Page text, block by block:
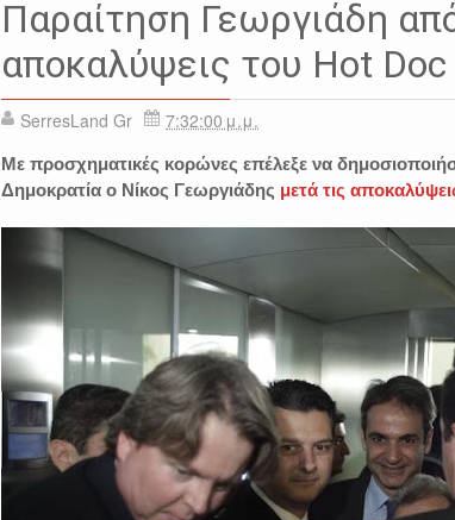
Παραίτηση Γεωργιάδη
αποκαλύψεις του Hot Doc
SerresLand Gr 7:32:00 μ.μ.
Mε προσχηματικές κορώνες επέλεξε να
Δημοκρατία ο Νίκος Γεωργιάδης μετά τις